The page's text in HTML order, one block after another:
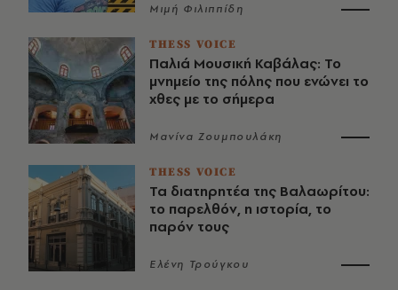
Μιμή Φιλιππίδη
THESS VOICE
Παλιά Μουσική Καβάλας: Το
μνημείο της πόλης που ενώνει το
χθες με το σήμερα
Μανίνα Ζουμπουλάκη
THESS VOICE
Τα διατηρητέα της Βαλαωρίτου:
το παρελθόν, η ιστορία, το
παρόν τους
Ελένη Τρούγκου